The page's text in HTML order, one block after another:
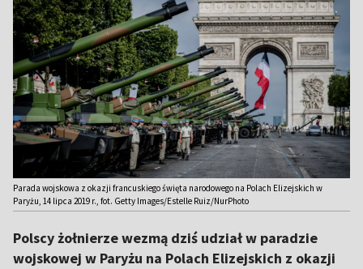
Parada wojskowa z okazji francuskiego święta narodowego na Polach Elizejskich w
Paryżu, 14 lipca 2019 r., fot. Getty Images/Estelle Ruiz/NurPhoto
Polscy żołnierze wezmą dziś udział w paradzie
wojskowej w Paryżu na Polach Elizejskich z okazji